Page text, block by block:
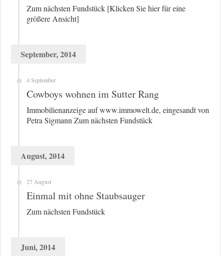
Zum nächsten Fundstück [Klicken Sie hier für eine
größere Ansicht]
September, 2014
4 September
Cowboys wohnen im Sutter Rang
Immobilienanzeige auf www.immowelt.de, eingesandt von
Petra Sigmann Zum nächsten Fundstück
August, 2014
27 August
Einmal mit ohne Staubsauger
Zum nächsten Fundstück
Juni, 2014